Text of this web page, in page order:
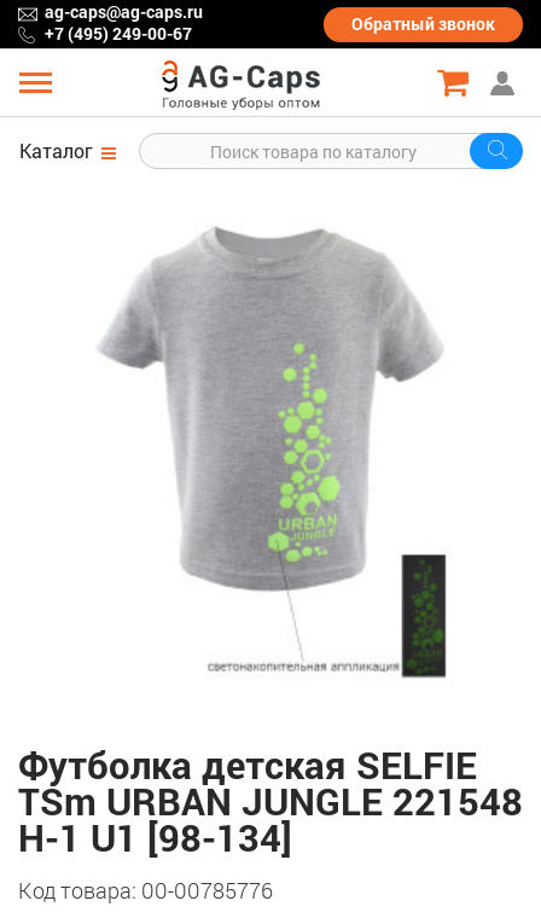
ag-caps@ag-caps.ru
+7 (495) 249-00-67
Обратныйзвонок
Каталог
Футболка детская SELFIE
TSm URBAN JUNGLE 221548
H-1 U1 [98-134]
Код товара: 00-00785776